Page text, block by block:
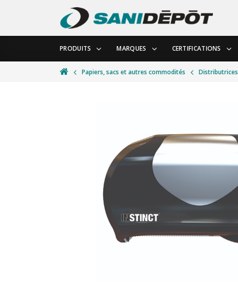
PRODUITS MARQUES CERTIFICATIONS
Papiers, sacs et autres commodités Distributrices